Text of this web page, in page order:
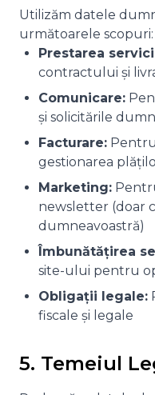
Utilizăm datele
următoarele scopuri:
Prestarea
contractului și
Comunicare:
și solicitările
Facturare:
gestionarea
Marketing:
newsletter (doar
dumneavoastră)
Îmbunătățirea
site-ului pentru
Obligații legale:
fiscale și legale
5. Temeiul